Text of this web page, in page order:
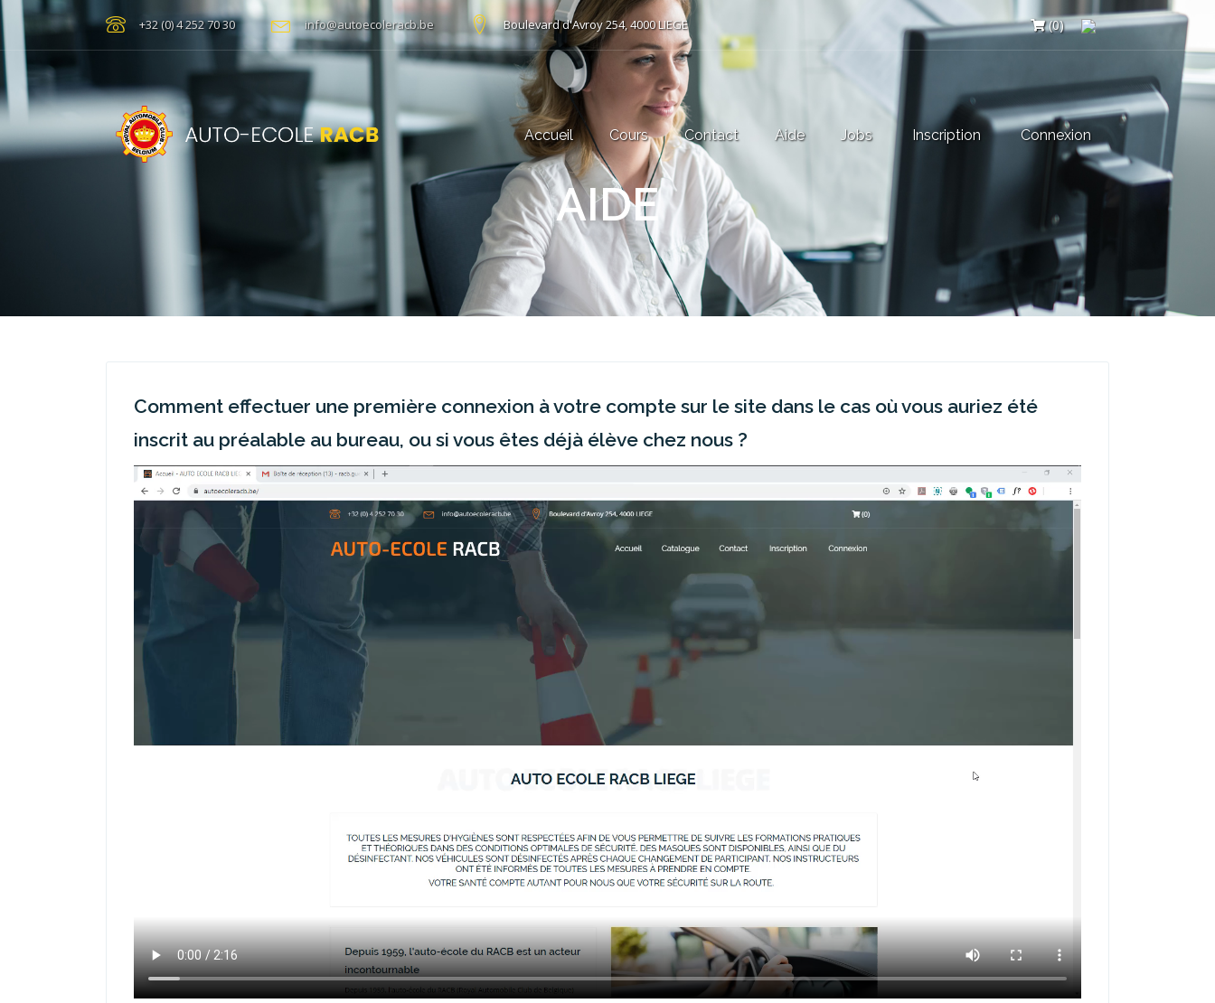
+32 (0) 4 252 70 30 info@autoecoleracb.be Boulevard d'Avroy 254, 4000 LIEGE (0)
Accueil Cours Contact Aide Jobs Inscription Connexion
AIDE
Comment effectuer une première connexion à votre compte sur le site dans le cas où vous auriez été
inscrit au préalable au bureau, ou si vous êtes déjà élève chez nous ?